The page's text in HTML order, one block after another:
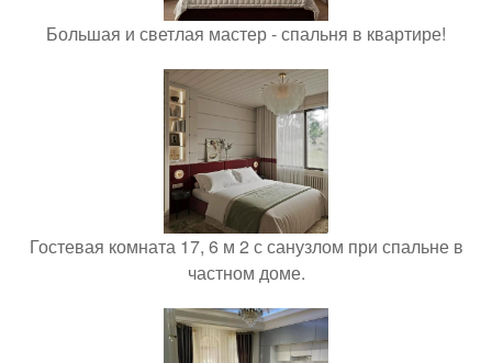
Большая и светлая мастер - спальня в квартире!
Гостевая комната 17, 6 м 2 с санузлом при спальне в
частном доме.